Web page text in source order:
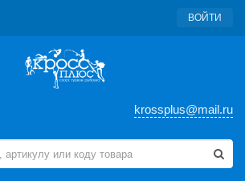
ВОЙТИ
krossplus@mail.ru